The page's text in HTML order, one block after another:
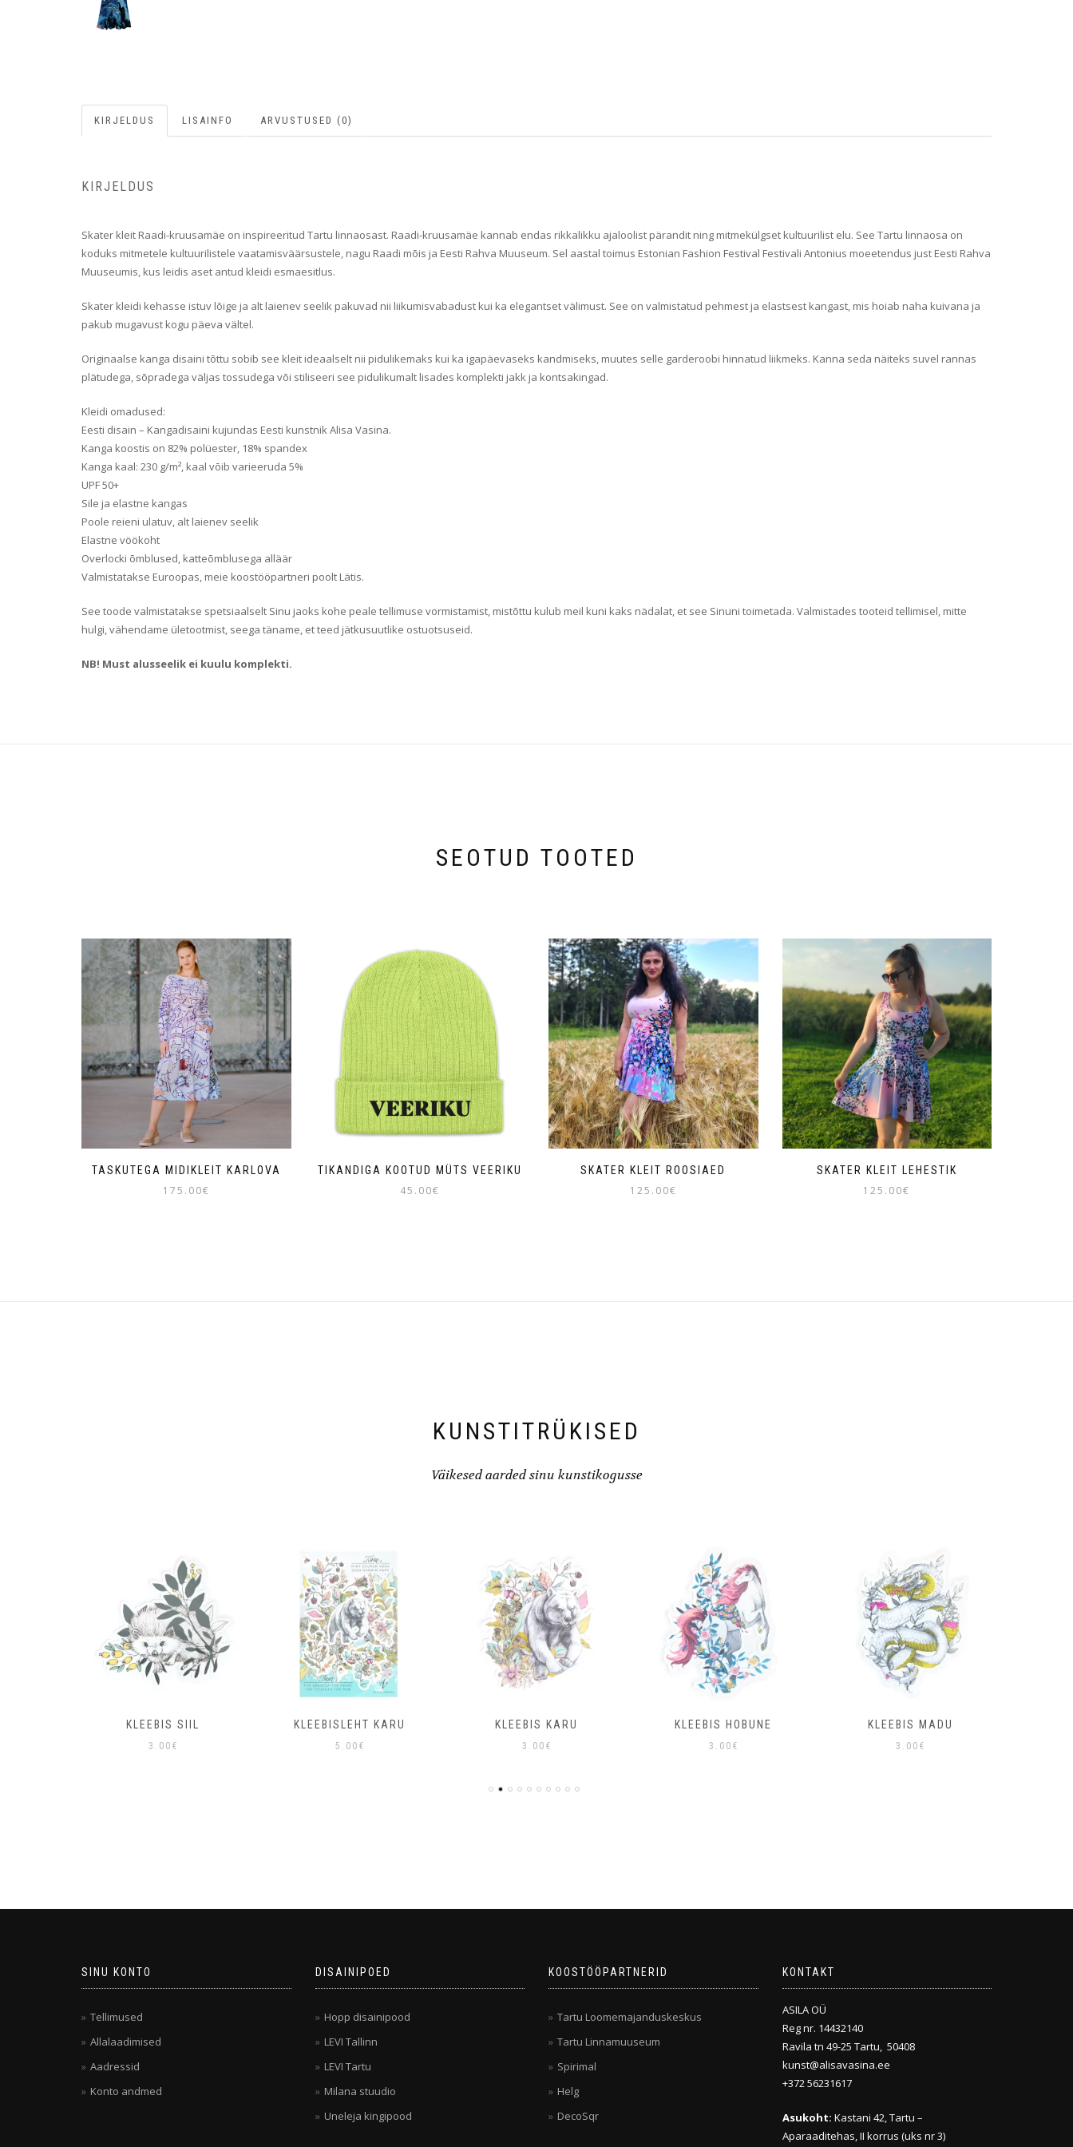
KIRJELDUS LISAINFO ARVUSTUSED (0)
KIRJELDUS
Skater kleit Raadi-kruusamäe on inspireeritud Tartu linnaosast. Raadi-kruusamäe kannab endas rikkalikku ajaloolist pärandit ning mitmekülgset kultuurilist elu. See Tartu linnaosa on
koduks mitmetele kultuurilistele vaatamisväärsustele, nagu Raadi mõis ja Eesti Rahva Muuseum. Sel aastal toimus Estonian Fashion Festival Festivali Antonius moeetendus just Eesti Rahva
Muuseumis, kus leidis aset antud kleidi esmaesitlus.
Skater kleidi kehasse istuv lõige ja alt laienev seelik pakuvad nii liikumisvabadust kui ka elegantset välimust. See on valmistatud pehmest ja elastsest kangast, mis hoiab naha kuivana ja
pakub mugavust kogu päeva vältel.
Originaalse kanga disaini tõttu sobib see kleit ideaalselt nii pidulikemaks kui ka igapäevaseks kandmiseks, muutes selle garderoobi hinnatud liikmeks. Kanna seda näiteks suvel rannas
plätudega, sõpradega väljas tossudega või stiliseeri see pidulikumalt lisades komplekti jakk ja kontsakingad.
Kleidi omadused:
Eesti disain – Kangadisaini kujundas Eesti kunstnik Alisa Vasina.
Kanga koostis on 82% polüester, 18% spandex
Kanga kaal: 230 g/m², kaal võib varieeruda 5%
UPF 50+
Sile ja elastne kangas
Poole reieni ulatuv, alt laienev seelik
Elastne vöökoht
Overlocki õmblused, katteõmblusega alläär
Valmistatakse Euroopas, meie koostööpartneri poolt Lätis.
See toode valmistatakse spetsiaalselt Sinu jaoks kohe peale tellimuse vormistamist, mistõttu kulub meil kuni kaks nädalat, et see Sinuni toimetada. Valmistades tooteid tellimisel, mitte
hulgi, vähendame ületootmist, seega täname, et teed jätkusuutlike ostuotsuseid.
NB! Must alusseelik ei kuulu komplekti.
SEOTUD TOOTED
TASKUTEGA MIDIKLEIT KARLOVA
175.00€
TIKANDIGA KOOTUD MÜTS VEERIKU
45.00€
SKATER KLEIT ROOSIAED
125.00€
SKATER KLEIT LEHESTIK
125.00€
KUNSTITRÜKISED
Väikesed aarded sinu kunstikogusse
KLEEBIS SIIL
3.00 €
KLEEBISLEHT KARU
5.00 €
KLEEBIS KARU
3.00 €
KLEEBIS HOBUNE
3.00 €
KLEEBIS MADU
3.00 €
SINU KONTO
Tellimused
Allalaadimised
Aadressid
Konto andmed
DISAINIPOED
Hopp disainipood
LEVI Tallinn
LEVI Tartu
Milana stuudio
Uneleja kingipood
KOOSTÖÖPARTNERID
Tartu Loomemajanduskeskus
Tartu Linnamuuseum
Spirimal
Helg
DecoSqr
KONTAKT
ASILA OÜ
Reg nr. 14432140
Ravila tn 49-25 Tartu, 50408
kunst@alisavasina.ee
+372 56231617
Asukoht: Kastani 42, Tartu –
Aparaaditehas, II korrus (uks nr 3)